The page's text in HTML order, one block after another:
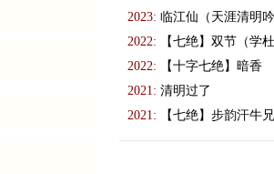
2023: 临江仙（天涯清明吟
2022:
【七绝】双节（学杜
2022:
【十字七绝】暗香
2021: 清明过了
2021:
【七绝】步韵汗牛